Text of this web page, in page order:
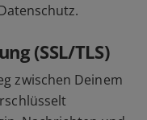
(SSL/TLS)
zwischen Deinem